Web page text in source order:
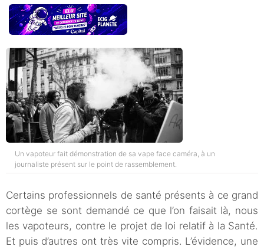
Un vapoteur fait démonstration de sa vape face caméra, à un
journaliste présent sur le point de rassemblement.
Certains professionnels de santé présents à ce grand
cortège se sont demandé ce que l’on faisait là, nous
les vapoteurs, contre le projet de loi relatif à la Santé.
Et puis d’autres ont très vite compris. L’évidence, une